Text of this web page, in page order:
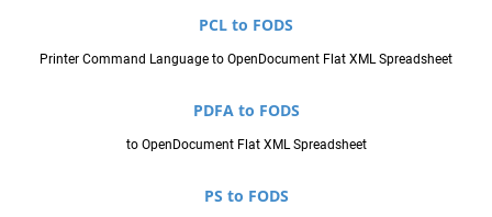
PCL to FODS
Printer Command Language to OpenDocument Flat XML Spreadsheet
PDFA to FODS
to OpenDocument Flat XML Spreadsheet
PS to FODS